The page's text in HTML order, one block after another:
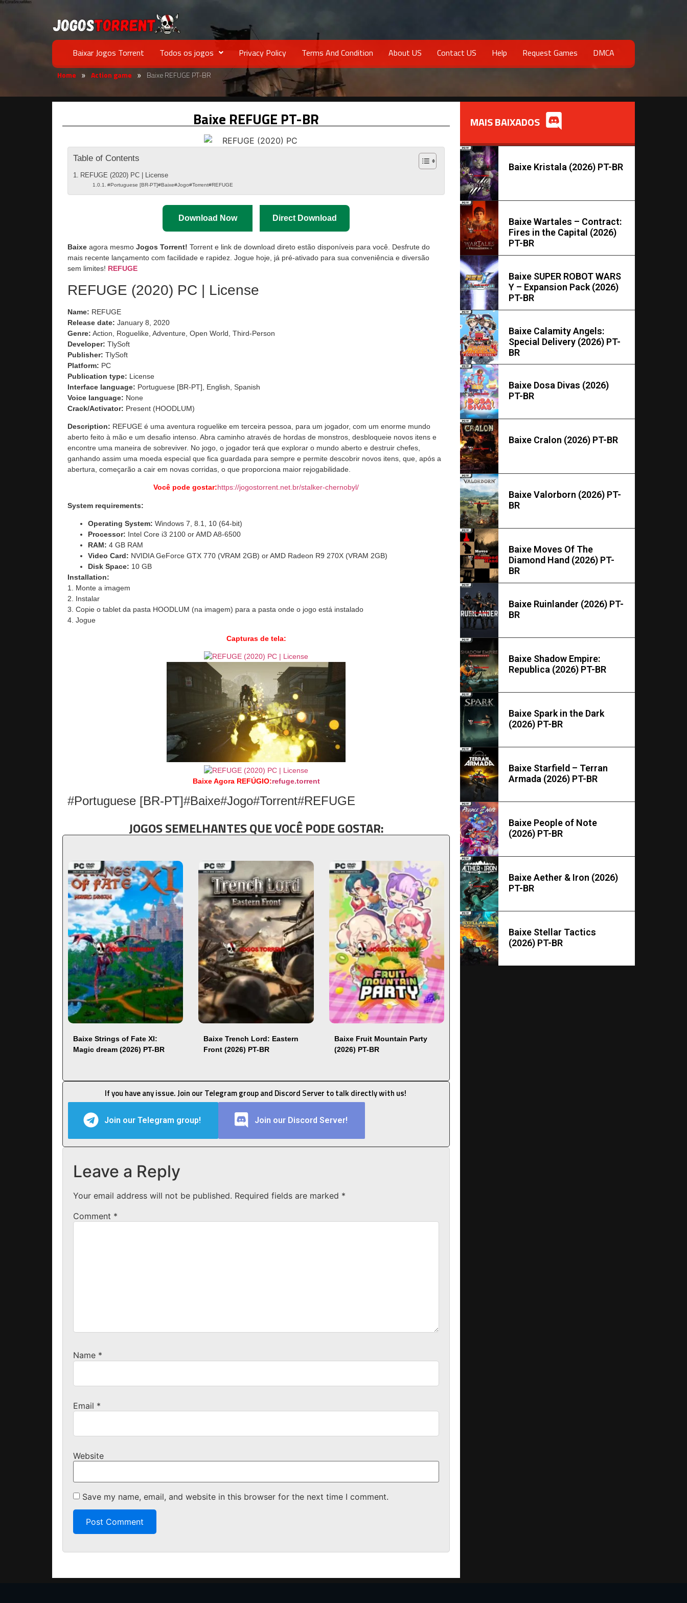
Baixar Jogos Torrent Todos os jogos Privacy Policy Terms And Condition About US Contact US Help Request Games DMCA
Home » Action game » Baixe REFUGE PT-BR
Baixe REFUGE PT-BR
Table of Contents
REFUGE (2020) PC | License
#Portuguese [BR-PT]#Baixe#Jogo#Torrent#REFUGE
Download Now Direct Download
Baixe agora mesmo Jogos Torrent! Torrent e link de download direto estão disponíveis para você. Desfrute do
mais recente lançamento com facilidade e rapidez. Jogue hoje, já pré-ativado para sua conveniência e diversão
sem limites! REFUGE
REFUGE (2020) PC | License
Name: REFUGE
Release date: January 8, 2020
Genre: Action, Roguelike, Adventure, Open World, Third-Person
Developer: TlySoft
Publisher: TlySoft
Platform: PC
Publication type: License
Interface language: Portuguese [BR-PT], English, Spanish
Voice language: None
Crack/Activator: Present (HOODLUM)
Description: REFUGE é uma aventura roguelike em terceira pessoa, para um jogador, com um enorme mundo
aberto feito à mão e um desafio intenso. Abra caminho através de hordas de monstros, desbloqueie novos itens e
encontre uma maneira de sobreviver. No jogo, o jogador terá que explorar o mundo aberto e destruir chefes,
ganhando assim uma moeda especial que fica guardada para sempre e permite descobrir novos itens, que, após a
abertura, começarão a cair em novas corridas, o que proporciona maior rejogabilidade.
Você pode gostar:https://jogostorrent.net.br/stalker-chernobyl/
System requirements:
Operating System: Windows 7, 8.1, 10 (64-bit)
Processor: Intel Core i3 2100 or AMD A8-6500
RAM: 4 GB RAM
Video Card: NVIDIA GeForce GTX 770 (VRAM 2GB) or AMD Radeon R9 270X (VRAM 2GB)
Disk Space: 10 GB
Installation:
1. Monte a imagem
2. Instalar
3. Copie o tablet da pasta HOODLUM (na imagem) para a pasta onde o jogo está instalado
4. Jogue
Capturas de tela:
Baixe Agora REFÚGIO:refuge.torrent
#Portuguese [BR-PT]#Baixe#Jogo#Torrent#REFUGE
JOGOS SEMELHANTES QUE VOCÊ PODE GOSTAR:
Baixe Strings of Fate XI:
Magic dream (2026) PT-BR
Baixe Trench Lord: Eastern
Front (2026) PT-BR
Baixe Fruit Mountain Party
(2026) PT-BR
If you have any issue. Join our Telegram group and Discord Server to talk directly with us!
Join our Telegram group! Join our Discord Server!
Leave a Reply
Your email address will not be published. Required fields are marked *
Comment *
Name *
Email *
Website
Save my name, email, and website in this browser for the next time I comment.
MAIS BAIXADOS
Baixe Kristala (2026) PT-BR
Baixe Wartales – Contract:
Fires in the Capital (2026)
PT-BR
Baixe SUPER ROBOT WARS
Y – Expansion Pack (2026)
PT-BR
Baixe Calamity Angels:
Special Delivery (2026) PT-
BR
Baixe Dosa Divas (2026)
PT-BR
Baixe Cralon (2026) PT-BR
Baixe Valorborn (2026) PT-
BR
Baixe Moves Of The
Diamond Hand (2026) PT-
BR
Baixe Ruinlander (2026) PT-
BR
Baixe Shadow Empire:
Republica (2026) PT-BR
Baixe Spark in the Dark
(2026) PT-BR
Baixe Starfield – Terran
Armada (2026) PT-BR
Baixe People of Note
(2026) PT-BR
Baixe Aether & Iron (2026)
PT-BR
Baixe Stellar Tactics
(2026) PT-BR